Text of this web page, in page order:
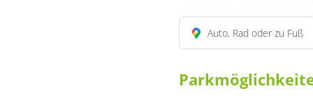
Auto, Rad oder zu Fuß